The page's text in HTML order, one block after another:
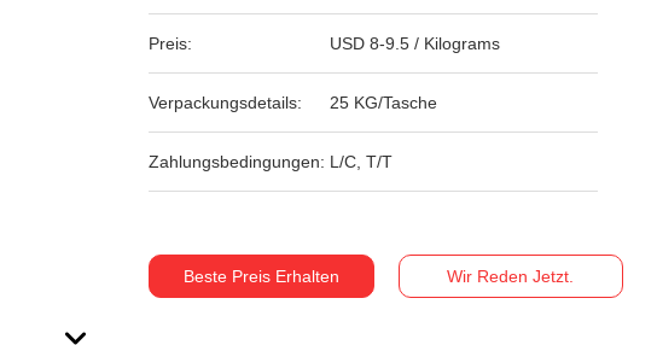
Preis: USD 8-9.5 / Kilograms
Verpackungsdetails: 25 KG/Tasche
Zahlungsbedingungen: L/C, T/T
Beste Preis Erhalten Wir Reden Jetzt.